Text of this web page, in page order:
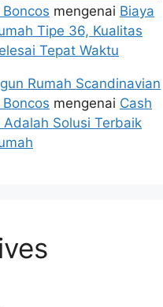
mengenai Biaya
Tipe 36, Kualitas
Tepat Waktu
Rumah Scandinavian
mengenai Cash
Adalah Solusi Terbaik